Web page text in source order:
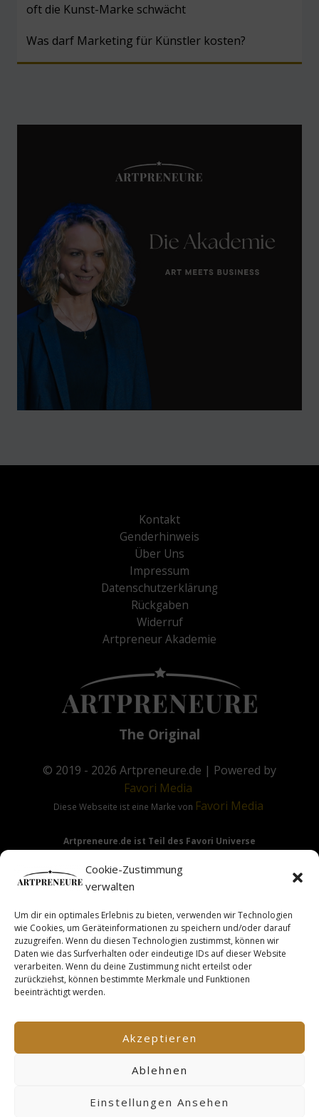
Cookie-Zustimmung
verwalten
Um dir ein optimales Erlebnis zu bieten, verwenden wir Technologien
wie Cookies, um Geräteinformationen zu speichern und/oder darauf
zuzugreifen. Wenn du diesen Technologien zustimmst, können wir
Daten wie das Surfverhalten oder eindeutige IDs auf dieser Website
verarbeiten. Wenn du deine Zustimmung nicht erteilst oder
zurückziehst, können bestimmte Merkmale und Funktionen
beeinträchtigt werden.
Akzeptieren
Ablehnen
Einstellungen Ansehen
oft die Kunst-Marke schwächt
Was darf Marketing für Künstler kosten?
Kontakt
Genderhinweis
Über Uns
Impressum
Datenschutzerklärung
Rückgaben
Widerruf
Artpreneur Akademie
The Original
© 2019 - 2026 Artpreneure.de | Powered by
Favori Media
Diese Webseite ist eine Marke von Favori Media
Artpreneure.de ist Teil des Favori Universe
Hinweis:Die Angebote & Inhalte dieser Seite richten sich
ausdrücklich nur an Gewerbetreibende & Unternehmer im
Sinne des §14 BGB.
Facebook TM Inc. Additionally, this site is NOT endorsed by
FacebookTM in any way. FACEBOOK TM is a trademark of
FACEBOOK TM, Inc.